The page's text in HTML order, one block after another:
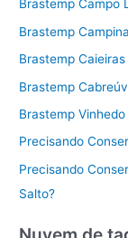
Brastemp Campo
Brastemp
Brastemp Caieiras
Brastemp
Brastemp Vinhedo
Precisando
Precisando
Salto?